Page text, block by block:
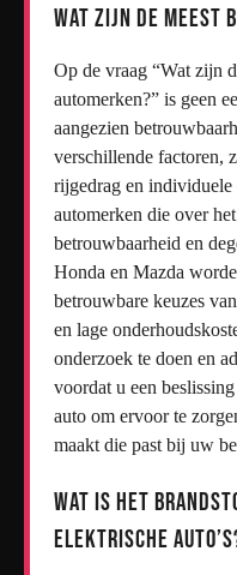
Wat zijn de meest
Op de vraag “Wat zijn
automerken?” is geen
aangezien
verschillende factoren,
rijgedrag en
automerken die over
betrouwbaarheid en
Honda en Mazda
betrouwbare keuzes
en lage
onderzoek te doen en
voordat u een
auto om ervoor te
maakt die past bij uw
Wat is het
elektrische